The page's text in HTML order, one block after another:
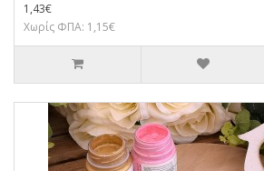
1,43€
Χωρίς ΦΠΑ: 1,15€